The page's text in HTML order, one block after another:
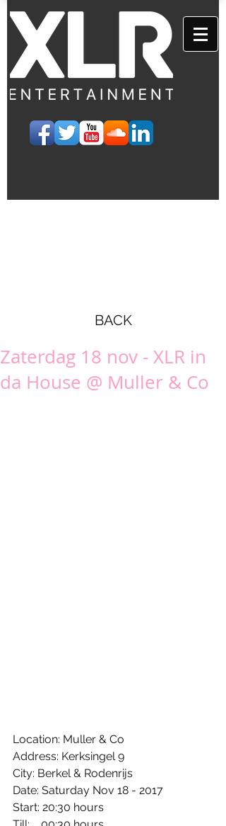
BACK
Zaterdag 18 nov - XLR in
da House @ Muller & Co
Location: Muller & Co
Address: Kerksingel 9
City: Berkel & Rodenrijs
Date: Saturday Nov 18 - 2017
Start: 20:30 hours